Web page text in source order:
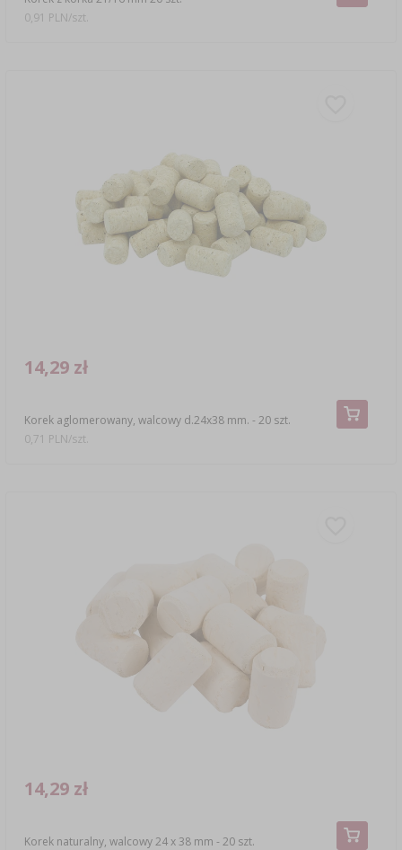
0,91 PLN/szt.
Korek aglomerowany, walcowy d.24x38 mm. - 20 szt.
14,29 zł
0,71 PLN/szt.
Korek naturalny, walcowy 24 x 38 mm - 20 szt.
14,29 zł